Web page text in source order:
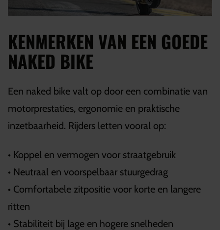
KENMERKEN VAN EEN GOEDE
NAKED BIKE
Een naked bike valt op door een combinatie van
motorprestaties, ergonomie en praktische
inzetbaarheid. Rijders letten vooral op:
• Koppel en vermogen voor straatgebruik
• Neutraal en voorspelbaar stuurgedrag
• Comfortabele zitpositie voor korte en langere
ritten
• Stabiliteit bij lage en hogere snelheden